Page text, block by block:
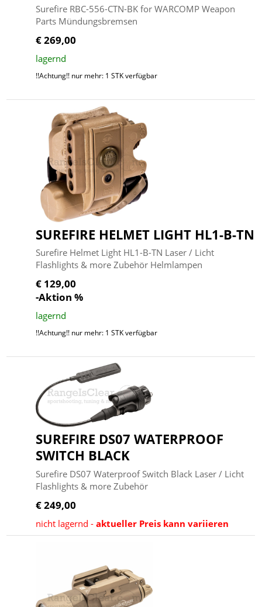
Surefire RBC-556-CTN-BK for WARCOMP Weapon
Parts Mündungsbremsen
€ 269,00
lagernd
!!Achtung!! nur mehr: 1 STK verfügbar
SUREFIRE HELMET LIGHT HL1-B-TN
Surefire Helmet Light HL1-B-TN Laser / Licht
Flashlights & more Zubehör Helmlampen
€ 129,00
-Aktion %
lagernd
!!Achtung!! nur mehr: 1 STK verfügbar
SUREFIRE DS07 WATERPROOF
SWITCH BLACK
Surefire DS07 Waterproof Switch Black Laser / Licht
Flashlights & more Zubehör
€ 249,00
nicht lagernd -aktueller Preis kann variieren